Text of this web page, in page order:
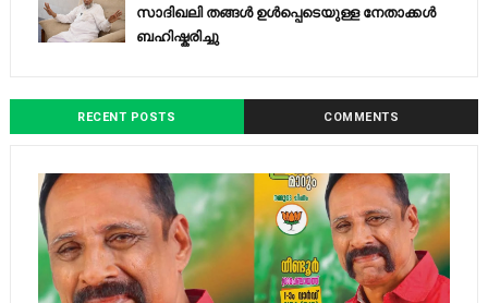
സാദിഖലി തങ്ങൾ ഉൾപ്പെടെയുള്ള നേതാക്കൾ
ബഹിഷ്കരിച്ചു
RECENT POSTS COMMENTS